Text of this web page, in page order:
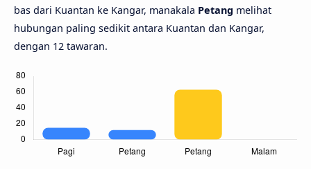
bas dari Kuantan ke Kangar, manakala Petang melihat
hubungan paling sedikit antara Kuantan dan Kangar,
dengan 12 tawaran.